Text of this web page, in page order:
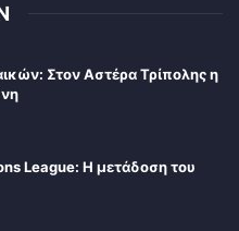
Στον Αστέρα Τρίπολης η
League: Η μετάδοση του